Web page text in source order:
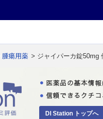
腫瘍用薬 > ジャイパーカ錠50mg
DI Station トップへ